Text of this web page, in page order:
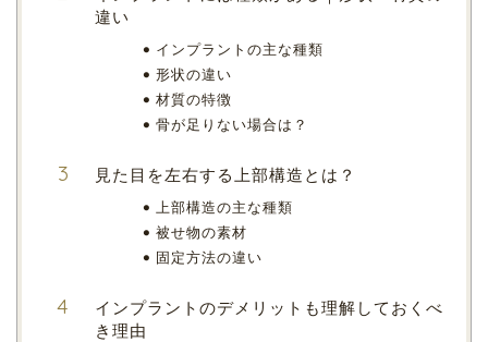
違い
インプラントの主な種類
形状の違い
材質の特徴
骨が足りない場合は？
見た目を左右する上部構造とは？
上部構造の主な種類
被せ物の素材
固定方法の違い
インプラントのデメリットも理解しておくべ
き理由